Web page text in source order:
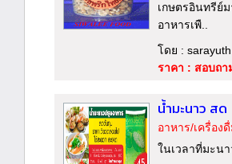
เกษตรอินทรีย์
อาหารเพื..
โดย : sarayuth
ราคา : สอบถา
น้ำมะนาว สด
อาหาร/เครื่อง
ในเวลาที่มะน